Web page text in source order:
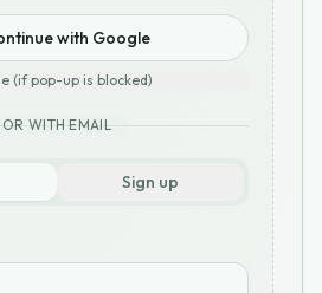
with Google
(if pop-up is blocked)
OR WITH EMAIL
Sign up